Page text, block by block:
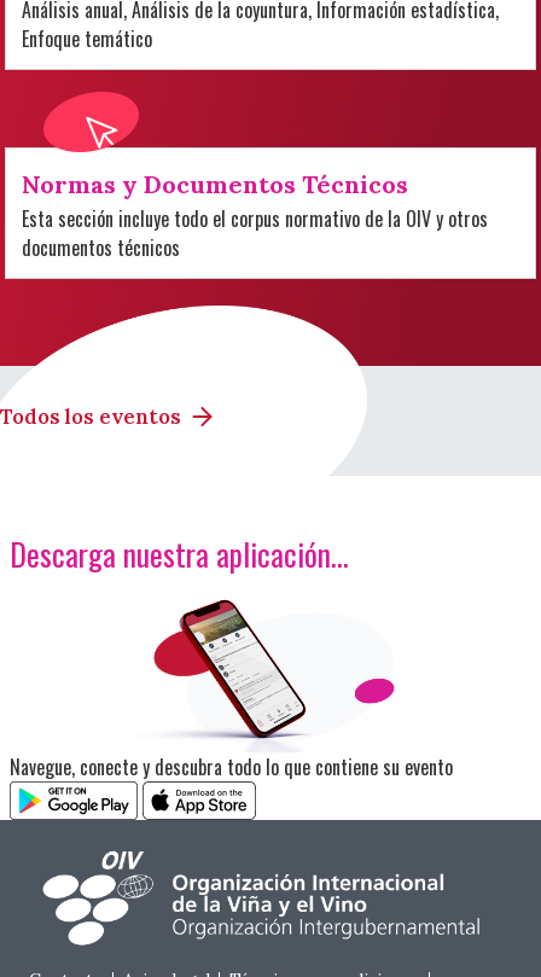
Análisis anual, Análisis de la coyuntura, Información estadística,
Enfoque temático
Normas y Documentos Técnicos
Esta sección incluye todo el corpus normativo de la OIV y otros
documentos técnicos
Todos los eventos
Descarga nuestra aplicación…
<p>Imagen</p>
Navegue, conecte y descubra todo lo que contiene su evento